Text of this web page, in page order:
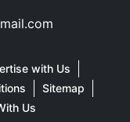
with Us
Sitemap
Us